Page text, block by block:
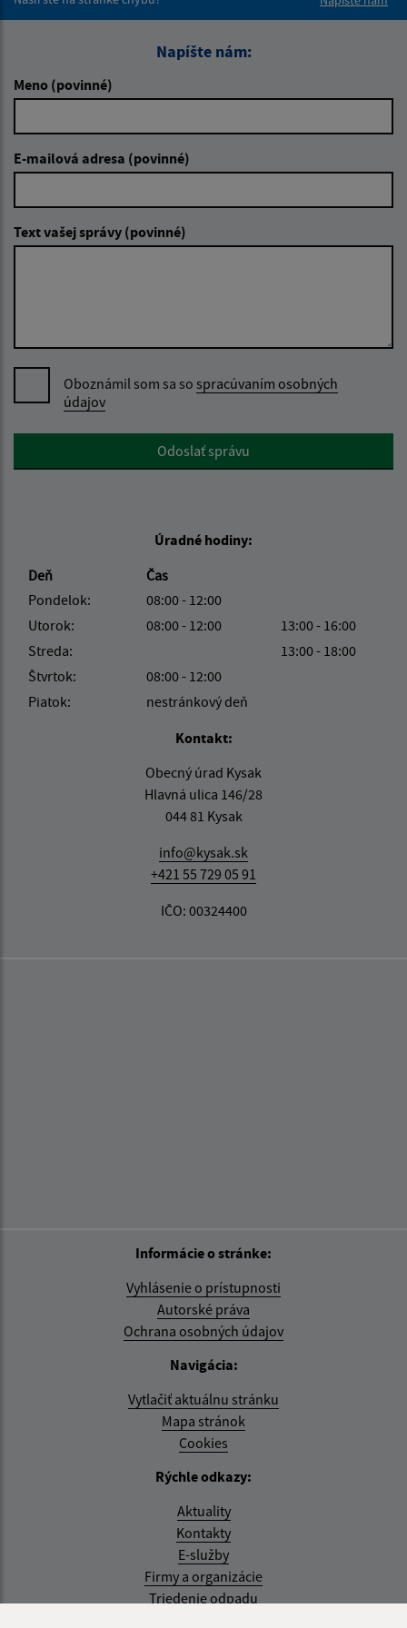
Napíšte nám:
Meno (povinné)
E-mailová adresa (povinné)
Text vašej správy (povinné)
Oboznámil som sa so spracúvaním osobných
údajov
Google reCaptcha ResponseOdoslať správu
Úradné hodiny:
Deň
Čas
Pondelok:
08:00 - 12:00
Utorok:
08:00 - 12:00
13:00 - 16:00
Streda:
13:00 - 18:00
Štvrtok:
08:00 - 12:00
Piatok:
nestránkový deň
Kontakt:
Obecný úrad Kysak
Hlavná ulica 146/28
044 81 Kysak
info@kysak.sk
+421 55 729 05 91
IČO: 00324400
Informácie o stránke:
Vyhlásenie o prístupnosti
Autorské práva
Ochrana osobných údajov
Navigácia:
Vytlačiť aktuálnu stránku
Mapa stránok
Cookies
Rýchle odkazy:
Aktuality
Kontakty
E-služby
Firmy a organizácie
Triedenie odpadu